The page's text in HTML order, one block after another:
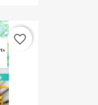
favorite_border